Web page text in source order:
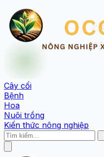
Cây cối
Bệnh
Hoa
Nuôi trồng
Kiến thức nông nghiệp